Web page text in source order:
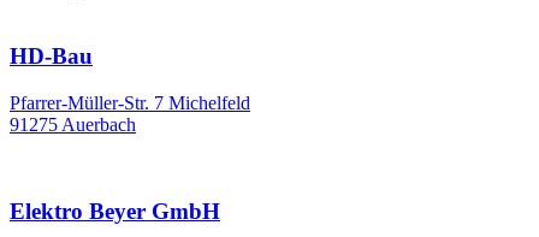
HD-Bau
Pfarrer-Müller-Str. 7 Michelfeld
91275 Auerbach
Elektro Beyer GmbH